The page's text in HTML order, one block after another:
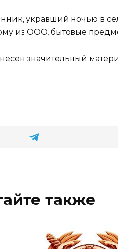
укравший ночью в
из ООО, бытовые
значительный
также